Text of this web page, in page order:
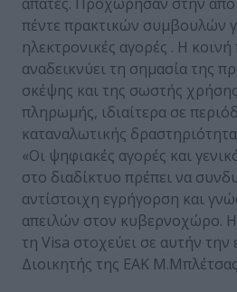
πέντε πρακτικών συμβουλών
ηλεκτρονικές αγορές . Η
αναδεικνύει τη σημασία της
σκέψης και της σωστής
πληρωμής, ιδιαίτερα σε
καταναλωτικής
«Οι ψηφιακές αγορές και
στο διαδίκτυο πρέπει να
αντίστοιχη εγρήγορση και
απειλών στον κυβερνοχώρο.
τη Visa στοχεύει σε αυτήν
Διοικητής της ΕΑΚ